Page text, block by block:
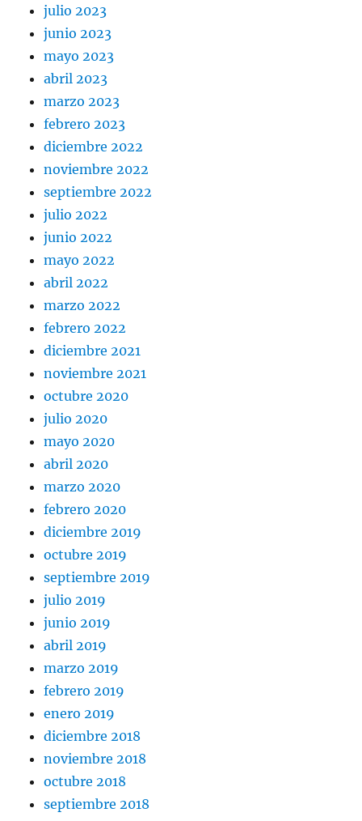
julio 2023
junio 2023
mayo 2023
abril 2023
marzo 2023
febrero 2023
diciembre 2022
noviembre 2022
septiembre 2022
julio 2022
junio 2022
mayo 2022
abril 2022
marzo 2022
febrero 2022
diciembre 2021
noviembre 2021
octubre 2020
julio 2020
mayo 2020
abril 2020
marzo 2020
febrero 2020
diciembre 2019
octubre 2019
septiembre 2019
julio 2019
junio 2019
abril 2019
marzo 2019
febrero 2019
enero 2019
diciembre 2018
noviembre 2018
octubre 2018
septiembre 2018